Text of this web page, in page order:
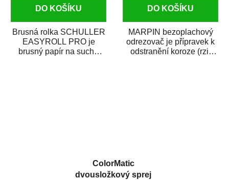
DO KOŠÍKU
Brusná rolka SCHULLER
EASYROLL PRO je
brusný papír na suché
DO KOŠÍKU
MARPIN bezoplachový
odrezovač je přípravek k
odstranění koroze (rzi)
ColorMatic
dvousložkový sprej